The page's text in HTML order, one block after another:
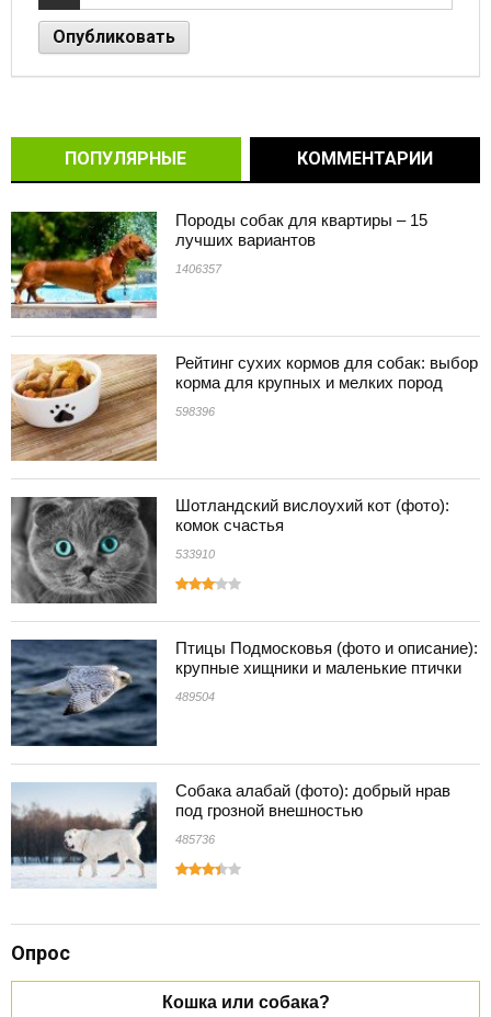
ПОПУЛЯРНЫЕ КОММЕНТАРИИ
Породы собак для квартиры – 15
лучших вариантов
1406357
Рейтинг сухих кормов для собак: выбор
корма для крупных и мелких пород
598396
Шотландский вислоухий кот (фото):
комок счастья
533910
Птицы Подмосковья (фото и описание):
крупные хищники и маленькие птички
489504
Собака алабай (фото): добрый нрав
под грозной внешностью
485736
Опрос
Кошка или собака?